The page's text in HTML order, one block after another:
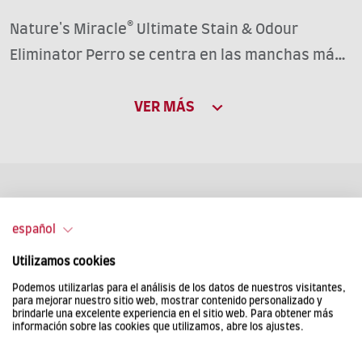
Nature's Miracle® Ultimate Stain & Odour
Eliminator Perro se centra en las manchas más
bioenzimática extrafuerte incluye microbios
manchas más difíciles provocadas por
mascotas, incluyendo orina, heces, vómito y
sangre, a la vez que neutralizan los malos
olores provocados por perros. Las enzimas
INGREDIENTES
ACID, COUMARIN, EUGENOL, GERANIOL, ALPHA-
ISOMETHYL IONONE, PHENOXYETHANOL,
TETRASODIUM PYROPHOSPHATE, SODIUM
VER MÁS
español
Utilizamos cookies
Podemos utilizarlas para el análisis de los datos de nuestros visitantes,
para mejorar nuestro sitio web, mostrar contenido personalizado y
brindarle una excelente experiencia en el sitio web. Para obtener más
información sobre las cookies que utilizamos, abre los ajustes.